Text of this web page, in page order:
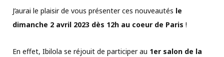
J’aurai le plaisir de vous présenter ces nouveautés le
dimanche 2 avril 2023 dès 12h au coeur de Paris !
En effet, Ibilola se réjouit de participer au 1er salon de la